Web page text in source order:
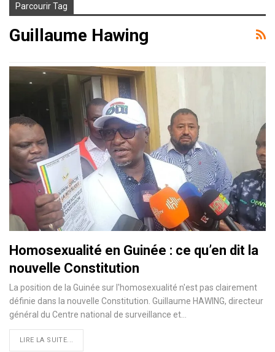
Parcourir Tag
Guillaume Hawing
Homosexualité en Guinée : ce qu’en dit la
nouvelle Constitution
La position de la Guinée sur l'homosexualité n'est pas clairement
définie dans la nouvelle Constitution. Guillaume HAWING, directeur
général du Centre national de surveillance et…
LIRE LA SUITE...